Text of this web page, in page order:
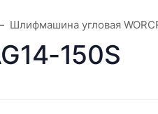
Шлифмашина угловая
150S